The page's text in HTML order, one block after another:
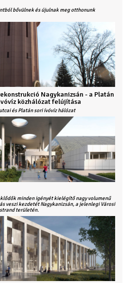
bővülnek és újulnak meg otthonunk
Nagykanizsán - a Platán
közhálózat felújítása
és Platán sori ívóvíz hálózat
minden igényét kielégítő nagy volumenű
veszi kezdetét Nagykanizsán, a jelenlegi Városi
területén.